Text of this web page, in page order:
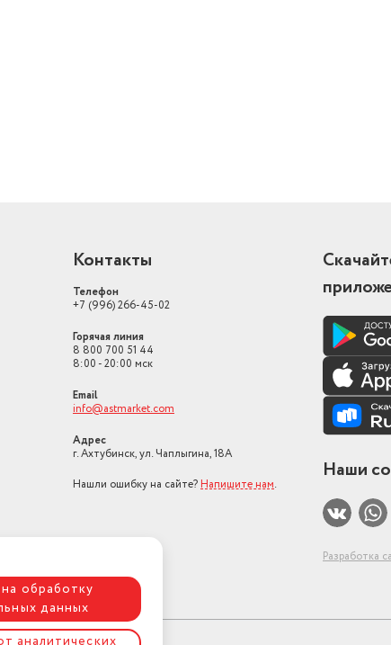
Контакты
Телефон
+7 (996) 266-45-02
Горячая линия
8 800 700 51 44
8:00 - 20:00 мск
Email
info@astmarket.com
Адрес
г. Ахтубинск, ул. Чаплыгина, 18А
Нашли ошибку на сайте? Напишите нам.
Наши
Разработка
обработку
данных
аналитических